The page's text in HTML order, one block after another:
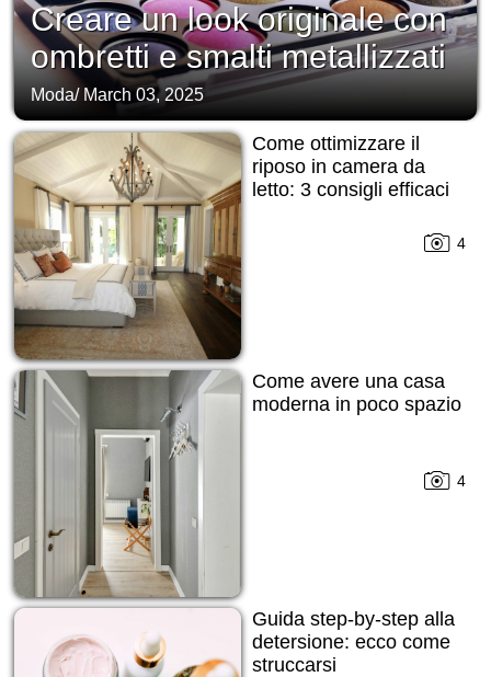
Creare un look originale con
ombretti e smalti metallizzati
Moda/ March 03, 2025
Come ottimizzare il
riposo in camera da
letto: 3 consigli efficaci
4
Come avere una casa
moderna in poco spazio
4
Guida step-by-step alla
detersione: ecco come
struccarsi